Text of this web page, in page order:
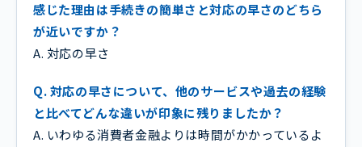
感じた理由は手続きの簡単さと対応の早さのどちら
が近いですか？
A. 対応の早さ
Q. 対応の早さについて、他のサービスや過去の経験
と比べてどんな違いが印象に残りましたか？
A. いわゆる消費者金融よりは時間がかかっているよ